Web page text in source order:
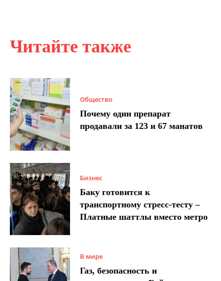
Читайте также
Общество
Почему один препарат
продавали за 123 и 67 манатов
Бизнес
Баку готовится к
транспортному стресс-тесту –
Платные шаттлы вместо метро
В мире
Газ, безопасность и